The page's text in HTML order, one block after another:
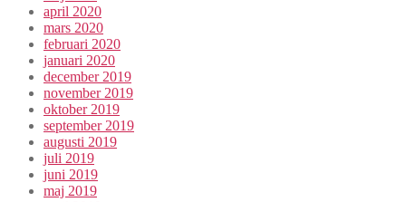
april 2020
mars 2020
februari 2020
januari 2020
december 2019
november 2019
oktober 2019
september 2019
augusti 2019
juli 2019
juni 2019
maj 2019